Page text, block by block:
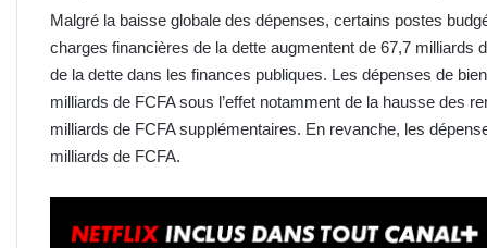
Malgré la baisse globale des dépenses, certains postes
charges financières de la dette augmentent de 67,7
de la dette dans les finances publiques. Les dépenses de
milliards de FCFA sous l’effet notamment de la hausse des
milliards de FCFA supplémentaires. En revanche, les
milliards de FCFA.